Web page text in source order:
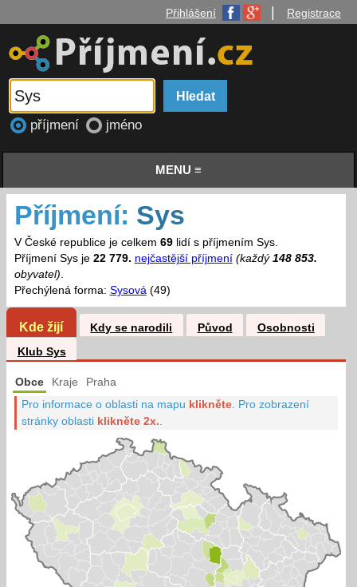
Přihlášení Registrace
příjmení jméno
MENU ≡
Příjmení: Sys
V České republice je celkem 69lidí s příjmením Sys.
Příjmení Sys je 22 779. nejčastější příjmení (každý 148 853.
obyvatel).
Přechýlená forma: Sysová(49)
Kde žijí Kdy se narodili Původ
Osobnosti
Klub Sys
Obce Kraje Praha
Pro informace o oblasti na mapu klikněte Pro zobrazení
stránky oblasti klikněte 2x.